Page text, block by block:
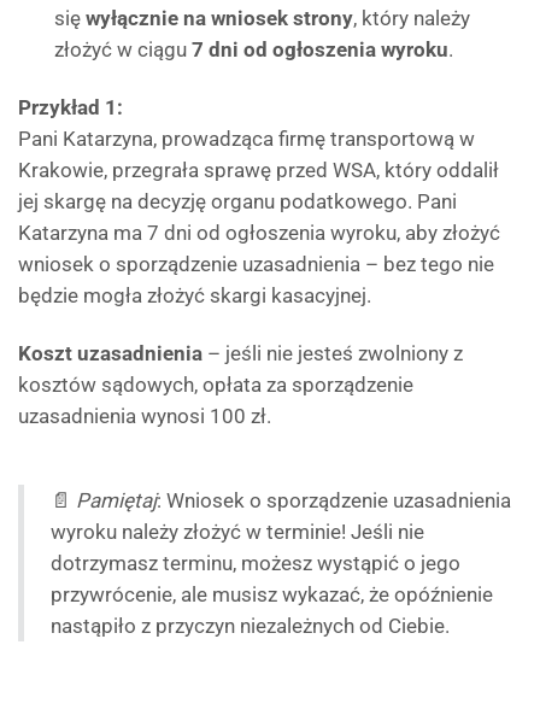
się wyłącznie na wniosek strony, który należy
złożyć w ciągu 7 dni od ogłoszenia wyroku.
Przykład 1:
Pani Katarzyna, prowadząca firmę transportową w
Krakowie, przegrała sprawę przed WSA, który oddalił
jej skargę na decyzję organu podatkowego. Pani
Katarzyna ma 7 dni od ogłoszenia wyroku, aby złożyć
wniosek o sporządzenie uzasadnienia – bez tego nie
będzie mogła złożyć skargi kasacyjnej.
Koszt uzasadnienia – jeśli nie jesteś zwolniony z
kosztów sądowych, opłata za sporządzenie
uzasadnienia wynosi 100 zł.
📄 Pamiętaj: Wniosek o sporządzenie uzasadnienia
wyroku należy złożyć w terminie! Jeśli nie
dotrzymasz terminu, możesz wystąpić o jego
przywrócenie, ale musisz wykazać, że opóźnienie
nastąpiło z przyczyn niezależnych od Ciebie.